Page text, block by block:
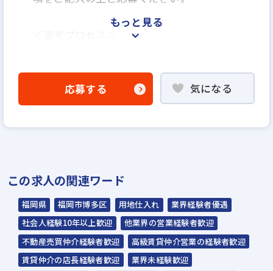
▼
WEB書類選考
▼
説明選考会（電話面談）
式会社が行います＊
スラッシュ株式会社からのご連絡をお待ち
ください。
ご連絡までに7日程度いただく場合があり
ます。予めご了承ください。
もっと見る
応募する 気になる
この求人の関連ワード
福岡県 福岡市博多区 用地仕入れ
業界経験者優遇
社会人経験10年以上歓迎
他業界の営業経験者歓迎
不動産売買仲介経験者歓迎
高級賃貸仲介営業の経験者歓迎
賃貸仲介の店長経験者歓迎
業界未経験歓迎